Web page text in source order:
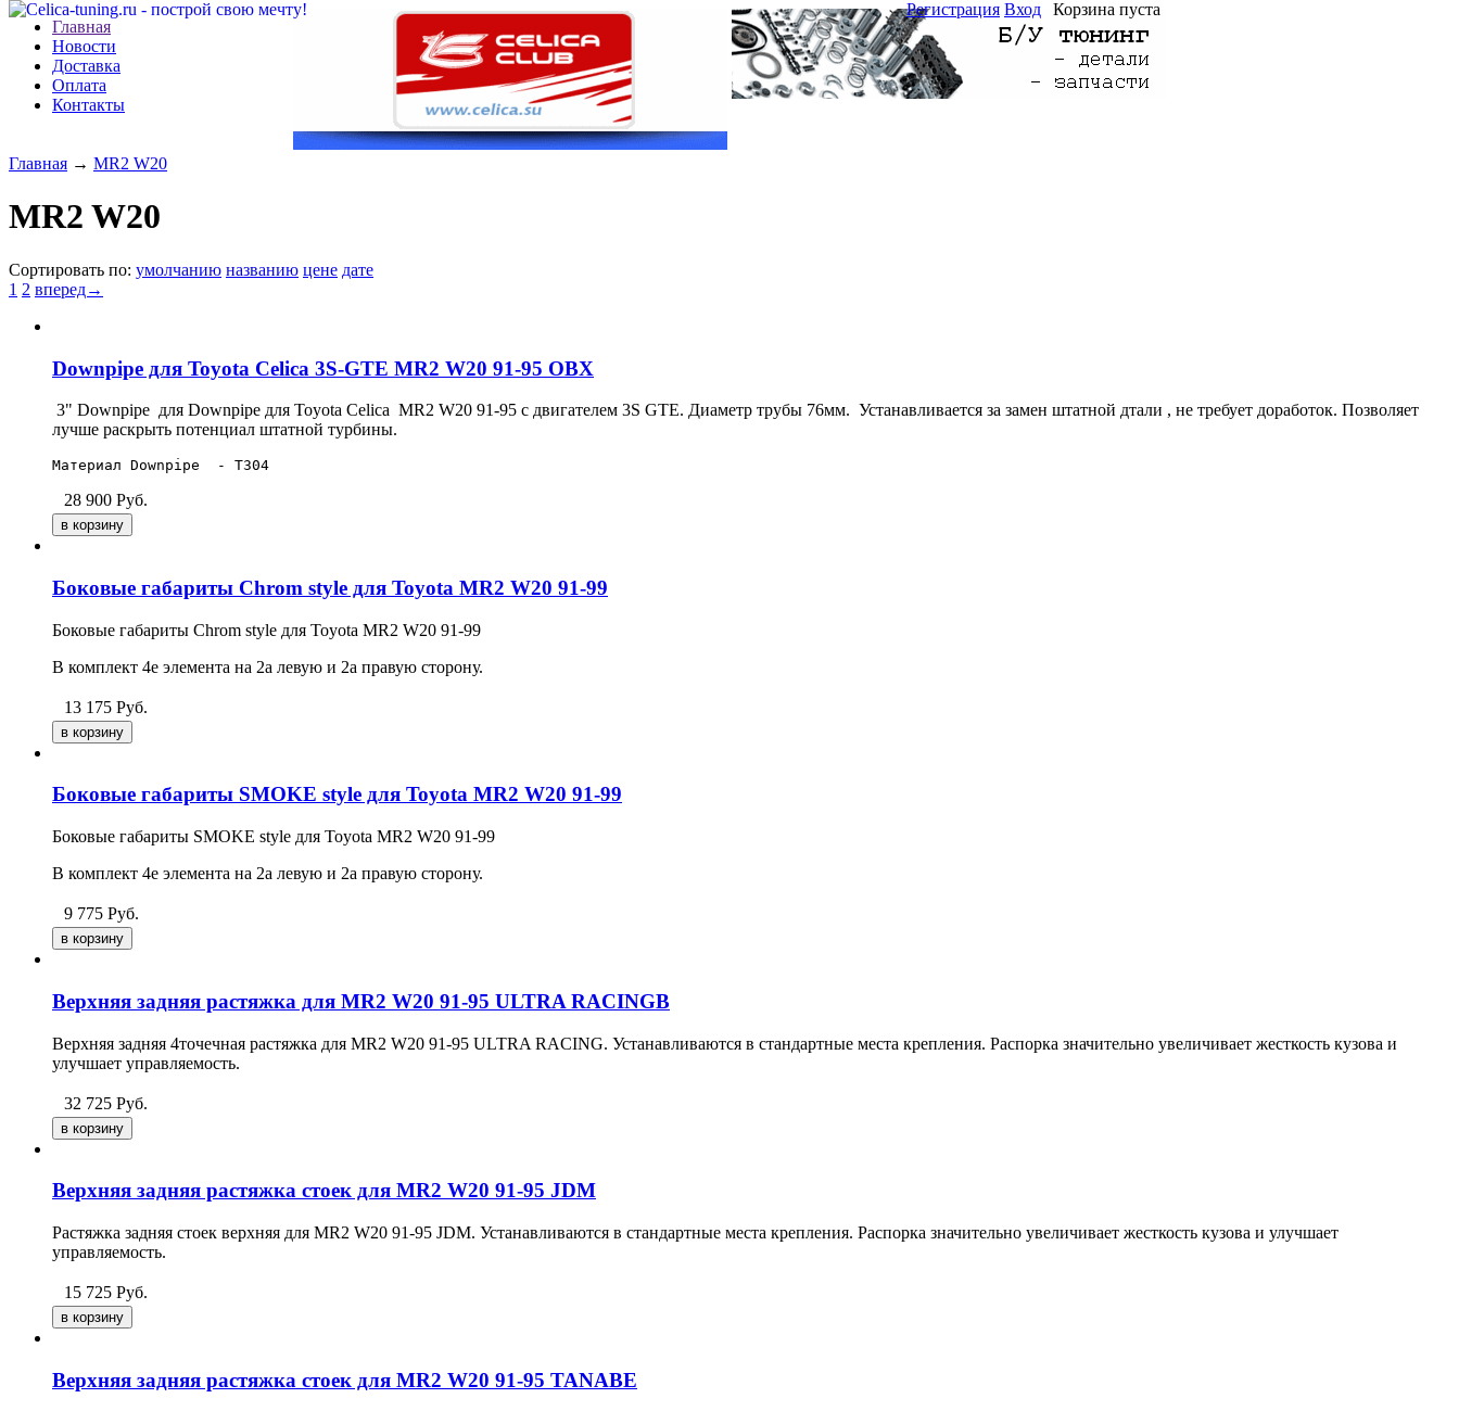
Главная
Новости
Доставка
Оплата
Контакты
Корзина пуста
Регистрация Вход
Главная → MR2 W20
MR2 W20
Сортировать по: умолчанию названию цене дате
1 2 вперед→
Downpipe для Toyota Celica 3S-GTE MR2 W20 91-95 OBX
3" Downpipe для Downpipe для Toyota Celica MR2 W20 91-95 c двигателем 3S GTE. Диаметр трубы 76мм. Устанавливается за замен штатной дтали , не требует доработок. Позволяет
лучше раскрыть потенциал штатной турбины.
Материал Downpipe  - T304
28 900 Руб.
Боковые габариты Chrom style для Toyota MR2 W20 91-99
Боковые габариты Chrom style для Toyota MR2 W20 91-99
В комплект 4е элемента на 2а левую и 2а правую сторону.
13 175 Руб.
Боковые габариты SMOKE style для Toyota MR2 W20 91-99
Боковые габариты SMOKE style для Toyota MR2 W20 91-99
В комплект 4е элемента на 2а левую и 2а правую сторону.
9 775 Руб.
Верхняя задняя растяжка для MR2 W20 91-95 ULTRA RACINGВ
Верхняя задняя 4точечная растяжка для MR2 W20 91-95 ULTRA RACING. Устанавливаются в стандартные места крепления. Распорка значительно увеличивает жесткость кузова и
улучшает управляемость.
32 725 Руб.
Верхняя задняя растяжка стоек для MR2 W20 91-95 JDM
Растяжка задняя стоек верхняя для MR2 W20 91-95 JDM. Устанавливаются в стандартные места крепления. Распорка значительно увеличивает жесткость кузова и улучшает
управляемость.
15 725 Руб.
Верхняя задняя растяжка стоек для MR2 W20 91-95 TANABE